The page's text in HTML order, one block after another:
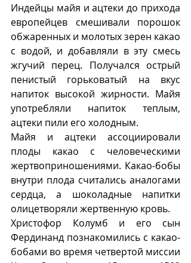
Индейцы майя и ацтеки до прихода
европейцев смешивали порошок
обжаренных и молотых зерен какао
с водой, и добавляли в эту смесь
жгучий перец. Получался острый
пенистый горьковатый на вкус
напиток высокой жирности. Майя
употребляли напиток теплым,
ацтеки пили его холодным.
Майя и ацтеки ассоциировали
плоды какао с человеческими
жертвоприношениями. Какао-бобы
внутри плода считались аналогами
сердца, а шоколадные напитки
олицетворяли жертвенную кровь.
Христофор Колумб и его сын
Фердинанд познакомились с какао-
бобами во время четвертой миссии